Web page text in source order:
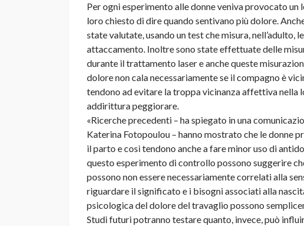
Per ogni esperimento alle donne veniva provocato
loro chiesto di dire quando sentivano più dolore.
state valutate, usando un test che misura,
attaccamento. Inoltre sono state effettuate delle
durante il trattamento laser e anche queste
dolore non cala necessariamente se il compagno è
tendono ad evitare la troppa vicinanza affettiva nella
addirittura peggiorare.
«Ricerche precedenti – ha spiegato in una
Katerina Fotopoulou – hanno mostrato che le donne
il parto e così tendono anche a fare minor uso di
questo esperimento di controllo possono suggerire
possono non essere necessariamente correlati alla
riguardare il significato e i bisogni associati alla
psicologica del dolore del travaglio possono
Studi futuri potranno testare quanto, invece, può